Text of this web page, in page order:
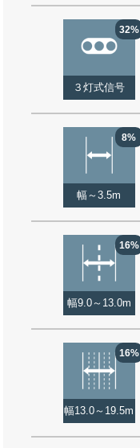
32%
３灯式信号
8%
幅～3.5m
16%
幅9.0～13.0m
16%
幅13.0～19.5m